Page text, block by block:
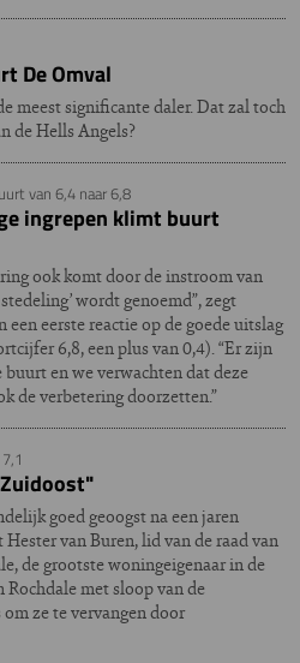
De Omval
meest significante daler. Dat zal toch
de Hells Angels?
van 6,4 naar 6,8
ingrepen klimt buurt
ook komt door de instroom van
wordt genoemd”, zegt
eerste reactie op de goede uitslag
6,8, een plus van 0,4). “Er zijn
en we verwachten dat deze
de verbetering doorzetten.”
goed geoogst na een jaren
van Buren, lid van de raad van
de grootste woningeigenaar in de
met sloop van de
ze te vervangen door